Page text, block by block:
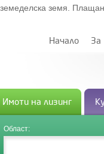
земя.
Начало За
Имоти на лизинг
Област: